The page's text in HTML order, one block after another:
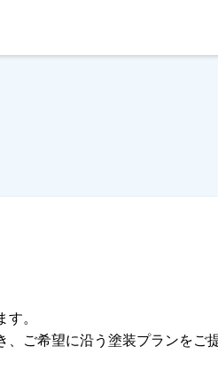
。
ご希望に沿う塗装プランをご